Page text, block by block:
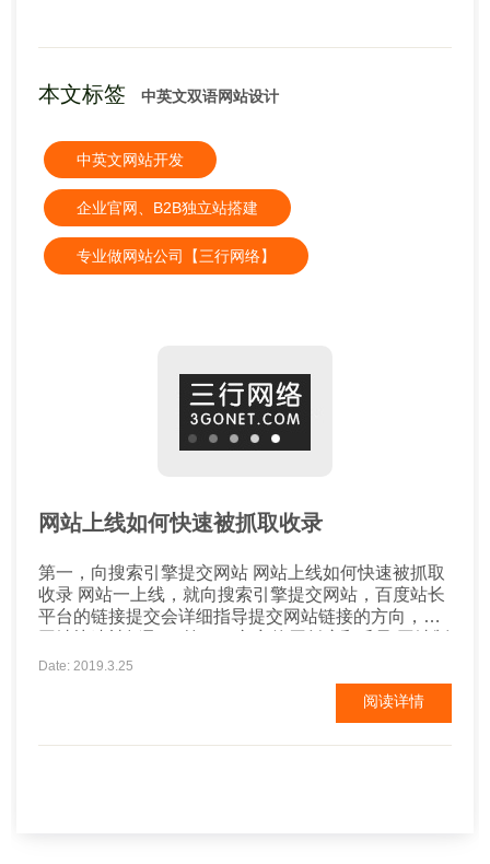
本文标签 中英文双语网站设计
中英文网站开发
企业官网、B2B独立站搭建
专业做网站公司【三行网络】
网站上线如何快速被抓取收录
第一，向搜索引擎提交网站 网站上线如何快速被抓取
收录 网站一上线，就向搜索引擎提交网站，百度站长
平台的链接提交会详细指导提交网站链接的方向，让
作初期，一定要遵循渐进的原则，每天更新3-5篇文
章，不要太多。另外文章的内容尽量是自己的一些经
验心得，不要去网上抄袭，当然可以借鉴优秀的文章
思路。把有用的，实在的文章记录下来，然后进行...
Date: 2019.3.25
阅读详情